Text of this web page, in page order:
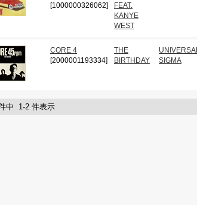
[1000000326062]
FEAT.
KANYE
WEST
CORE 4
[2000001193334]
THE
BIRTHDAY
UNIVERSAL
SIGMA
中 1-2 件表示